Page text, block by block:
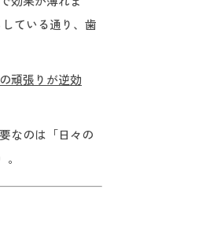
ている通り、歯
頑張りが逆効
なのは「日々の
。